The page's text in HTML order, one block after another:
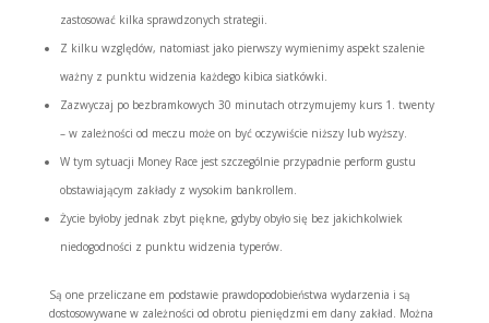
zastosować kilka sprawdzonych strategii.
Z kilku względów, natomiast jako pierwszy wymienimy aspekt szalenie
ważny z punktu widzenia każdego kibica siatkówki.
Zazwyczaj po bezbramkowych 30 minutach otrzymujemy kurs 1. twenty
– w zależności od meczu może on być oczywiście niższy lub wyższy.
W tym sytuacji Money Race jest szczególnie przypadnie perform gustu
obstawiającym zakłady z wysokim bankrollem.
Życie byłoby jednak zbyt piękne, gdyby obyło się bez jakichkolwiek
niedogodności z punktu widzenia typerów.
Są one przeliczane em podstawie prawdopodobieństwa wydarzenia i są
dostosowywane w zależności od obrotu pieniędzmi em dany zakład. Można